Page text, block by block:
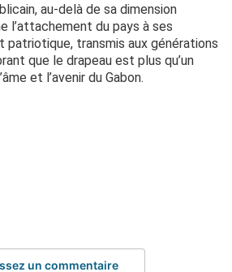
au-delà de sa dimension
l’attachement du pays à ses
patriotique, transmis aux générations
que le drapeau est plus qu’un
et l’avenir du Gabon.
un commentaire